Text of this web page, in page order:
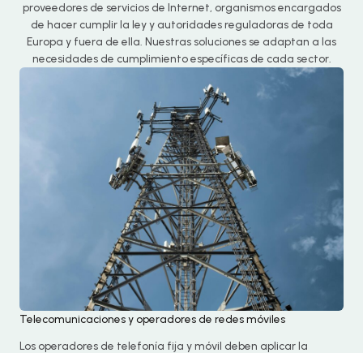
proveedores de servicios de Internet, organismos encargados
de hacer cumplir la ley y autoridades reguladoras de toda
Europa y fuera de ella. Nuestras soluciones se adaptan a las
necesidades de cumplimiento específicas de cada sector.
Telecomunicaciones y operadores de redes móviles
Los operadores de telefonía fija y móvil deben aplicar la